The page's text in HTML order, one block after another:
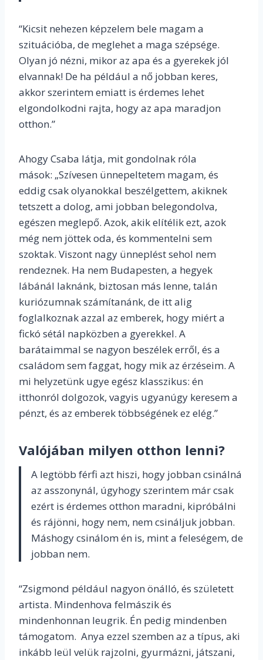
“Kicsit nehezen képzelem bele magam a
szituációba, de meglehet a maga szépsége.
Olyan jó nézni, mikor az apa és a gyerekek jól
elvannak! De ha például a nő jobban keres,
akkor szerintem emiatt is érdemes lehet
elgondolkodni rajta, hogy az apa maradjon
otthon.”
Ahogy Csaba látja, mit gondolnak róla
mások: „Szívesen ünnepeltetem magam, és
eddig csak olyanokkal beszélgettem, akiknek
tetszett a dolog, ami jobban belegondolva,
egészen meglepő. Azok, akik elítélik ezt, azok
még nem jöttek oda, és kommentelni sem
szoktak. Viszont nagy ünneplést sehol nem
rendeznek. Ha nem Budapesten, a hegyek
lábánál laknánk, biztosan más lenne, talán
kuriózumnak számítanánk, de itt alig
foglalkoznak azzal az emberek, hogy miért a
fickó sétál napközben a gyerekkel. A
barátaimmal se nagyon beszélek erről, és a
családom sem faggat, hogy mik az érzéseim. A
mi helyzetünk ugye egész klasszikus: én
itthonról dolgozok, vagyis ugyanúgy keresem a
pénzt, és az emberek többségének ez elég.”
Valójában milyen otthon lenni?
A legtöbb férfi azt hiszi, hogy jobban csinálná
az asszonynál, úgyhogy szerintem már csak
ezért is érdemes otthon maradni, kipróbálni
és rájönni, hogy nem, nem csináljuk jobban.
Máshogy csinálom én is, mint a feleségem, de
jobban nem.
“Zsigmond például nagyon önálló, és született
artista. Mindenhova felmászik és
mindenhonnan leugrik. Én pedig mindenben
támogatom. Anya ezzel szemben az a típus, aki
inkább leül velük rajzolni, gyurmázni, játszani,